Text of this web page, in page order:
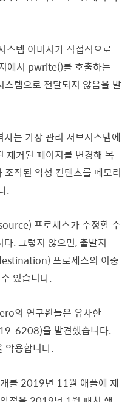
스템 이미지가 직접적으로
에서 pwrite()를 호출하는
템으로 전달되지 않음을 발
는 가상 관리 서브시스템에
제거된 페이지를 변경해 목
작된 악성 컨텐츠를 메모리
.
프로세스가 수정할 수
. 그렇지 않으면, 출발지
프로세스의 이중
있습니다.
의 연구원들은 유사한
6208)을 발견했습니다.
악용합니다.
를 2019년 11월 애플에 제